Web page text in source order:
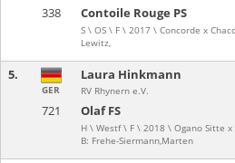
338 Contoile Rouge PS
S \ OS \ F \ 2017 \ Concorde x
Lewitz,
5.
721 Olaf FS
H \ Westf \ F \ 2018 \ Ogano Sitte
B: Frehe-Siermann,Marten
GER
Laura Hinkmann
RV Rhynern e.V.